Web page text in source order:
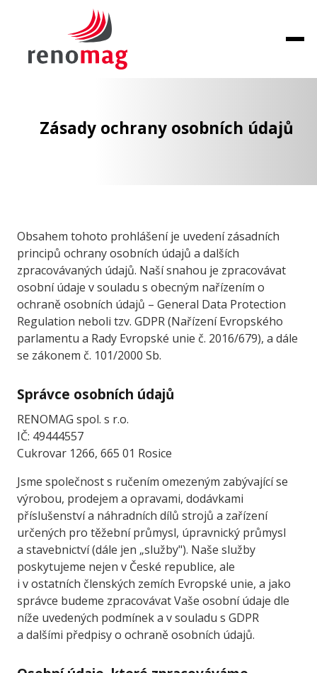
Zásady ochrany osobních údajů
Obsahem tohoto prohlášení je uvedení zásadních
principů ochrany osobních údajů a dalších
zpracovávaných údajů. Naší snahou je zpracovávat
osobní údaje v souladu s obecným nařízením o
ochraně osobních údajů – General Data Protection
Regulation neboli tzv. GDPR (Nařízení Evropského
parlamentu a Rady Evropské unie č. 2016/679), a dále
se zákonem č. 101/2000 Sb.
Správce osobních údajů
RENOMAG spol. s r.o.
IČ: 49444557
Cukrovar 1266, 665 01 Rosice
Jsme společnost s ručením omezeným zabývající se
výrobou, prodejem a opravami, dodávkami
příslušenství a náhradních dílů strojů a zařízení
určených pro těžební průmysl, úpravnický průmysl
a stavebnictví (dále jen „služby"). Naše služby
poskytujeme nejen v České republice, ale
i v ostatních členských zemích Evropské unie, a jako
správce budeme zpracovávat Vaše osobní údaje dle
níže uvedených podmínek a v souladu s GDPR
a dalšími předpisy o ochraně osobních údajů.